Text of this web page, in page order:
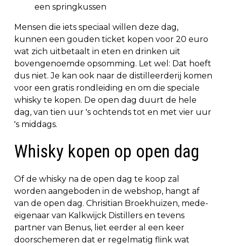
een springkussen
Mensen die iets speciaal willen deze dag,
kunnen een gouden ticket kopen voor 20 euro
wat zich uitbetaalt in eten en drinken uit
bovengenoemde opsomming. Let wel: Dat hoeft
dus niet. Je kan ook naar de distilleerderij komen
voor een gratis rondleiding en om die speciale
whisky te kopen. De open dag duurt de hele
dag, van tien uur 's ochtends tot en met vier uur
's middags.
Whisky kopen op open dag
Of de whisky na de open dag te koop zal
worden aangeboden in de webshop, hangt af
van de open dag. Chrisitian Broekhuizen, mede-
eigenaar van Kalkwijck Distillers en tevens
partner van Benus, liet eerder al een keer
doorschemeren dat er regelmatig flink wat